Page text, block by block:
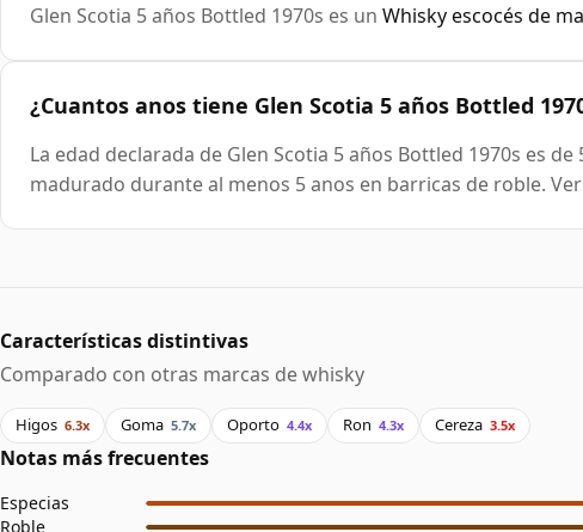
Glen Scotia 5 años Bottled 1970s es un Whisky escocés de
¿Cuantos anos tiene Glen Scotia 5 años Bottled
La edad declarada de Glen Scotia 5 años Bottled 1970s es
madurado durante al menos 5 anos en barricas de roble.
Características distintivas
Comparado con otras marcas de whisky
Higos 6.3x Goma 5.7x Oporto 4.4x Ron 4.3x Cereza 3.5x
Notas más frecuentes
Especias
Roble